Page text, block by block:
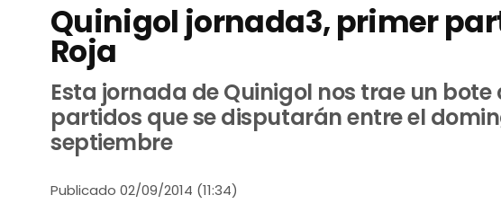
Quinigol jornada3, primer
Roja
Esta jornada de Quinigol nos trae un bote
partidos que se disputarán entre el
septiembre
Publicado 02/09/2014 (11:34)